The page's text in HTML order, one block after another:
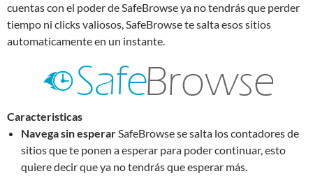
cuentas con el poder de SafeBrowse ya no tendrás que perder
tiempo ni clicks valiosos, SafeBrowse te salta esos sitios
automaticamente en un instante.
Caracteristicas
Navega sin esperarSafeBrowse se salta los contadores de
sitios que te ponen a esperar para poder continuar, esto
quiere decir que ya no tendrás que esperar más.